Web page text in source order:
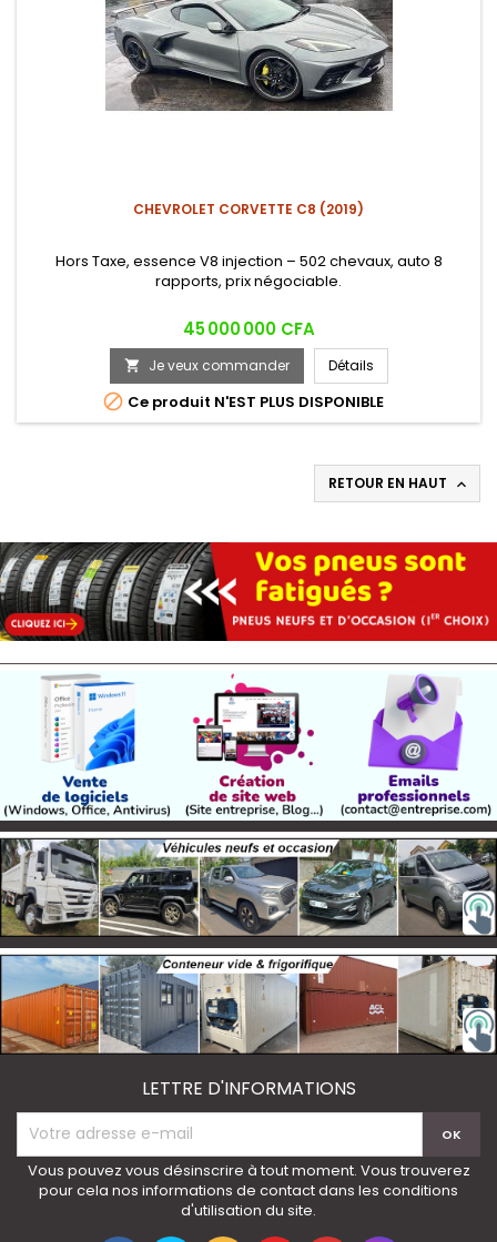
CHEVROLET CORVETTE C8 (2019)
Hors Taxe, essence V8 injection – 502 chevaux, auto 8
rapports, prix négociable.
Prix
45 000 000 CFA
 Je veux commander Détails
 Ce produit N'EST PLUS DISPONIBLE
RETOUR EN HAUT 
LETTRE D'INFORMATIONS
Vous pouvez vous désinscrire à tout moment. Vous trouverez
pour cela nos informations de contact dans les conditions
d'utilisation du site.